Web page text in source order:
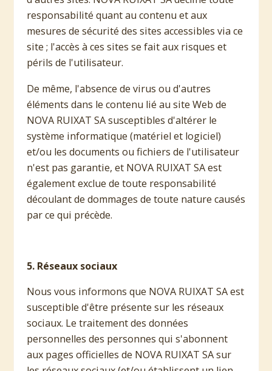
responsabilité quant au contenu et aux
mesures de sécurité des sites accessibles via ce
site ; l'accès à ces sites se fait aux risques et
périls de l'utilisateur.
De même, l'absence de virus ou d'autres
éléments dans le contenu lié au site Web de
NOVA RUIXAT SA susceptibles d'altérer le
système informatique (matériel et logiciel)
et/ou les documents ou fichiers de l'utilisateur
n'est pas garantie, et NOVA RUIXAT SA est
également exclue de toute responsabilité
découlant de dommages de toute nature causés
par ce qui précède.
5. Réseaux sociaux
Nous vous informons que NOVA RUIXAT SA est
susceptible d'être présente sur les réseaux
sociaux. Le traitement des données
personnelles des personnes qui s'abonnent
aux pages officielles de NOVA RUIXAT SA sur